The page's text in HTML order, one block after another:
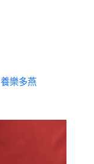
養樂多燕